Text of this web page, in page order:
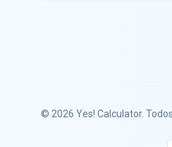
© 2026 Yes! Calculator.